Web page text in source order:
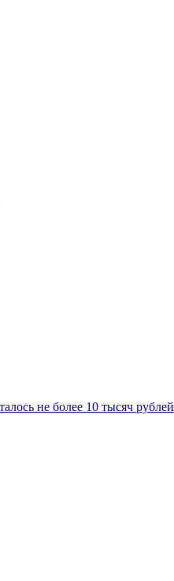
не более 10 тысяч рублей